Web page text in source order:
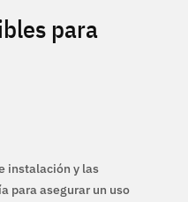
para
instalación y las
para asegurar un uso